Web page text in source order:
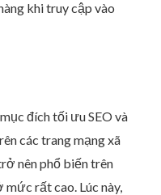
khi truy cập vào
đích tối ưu SEO và
các trang mạng xã
nên phổ biến trên
mức rất cao. Lúc này,